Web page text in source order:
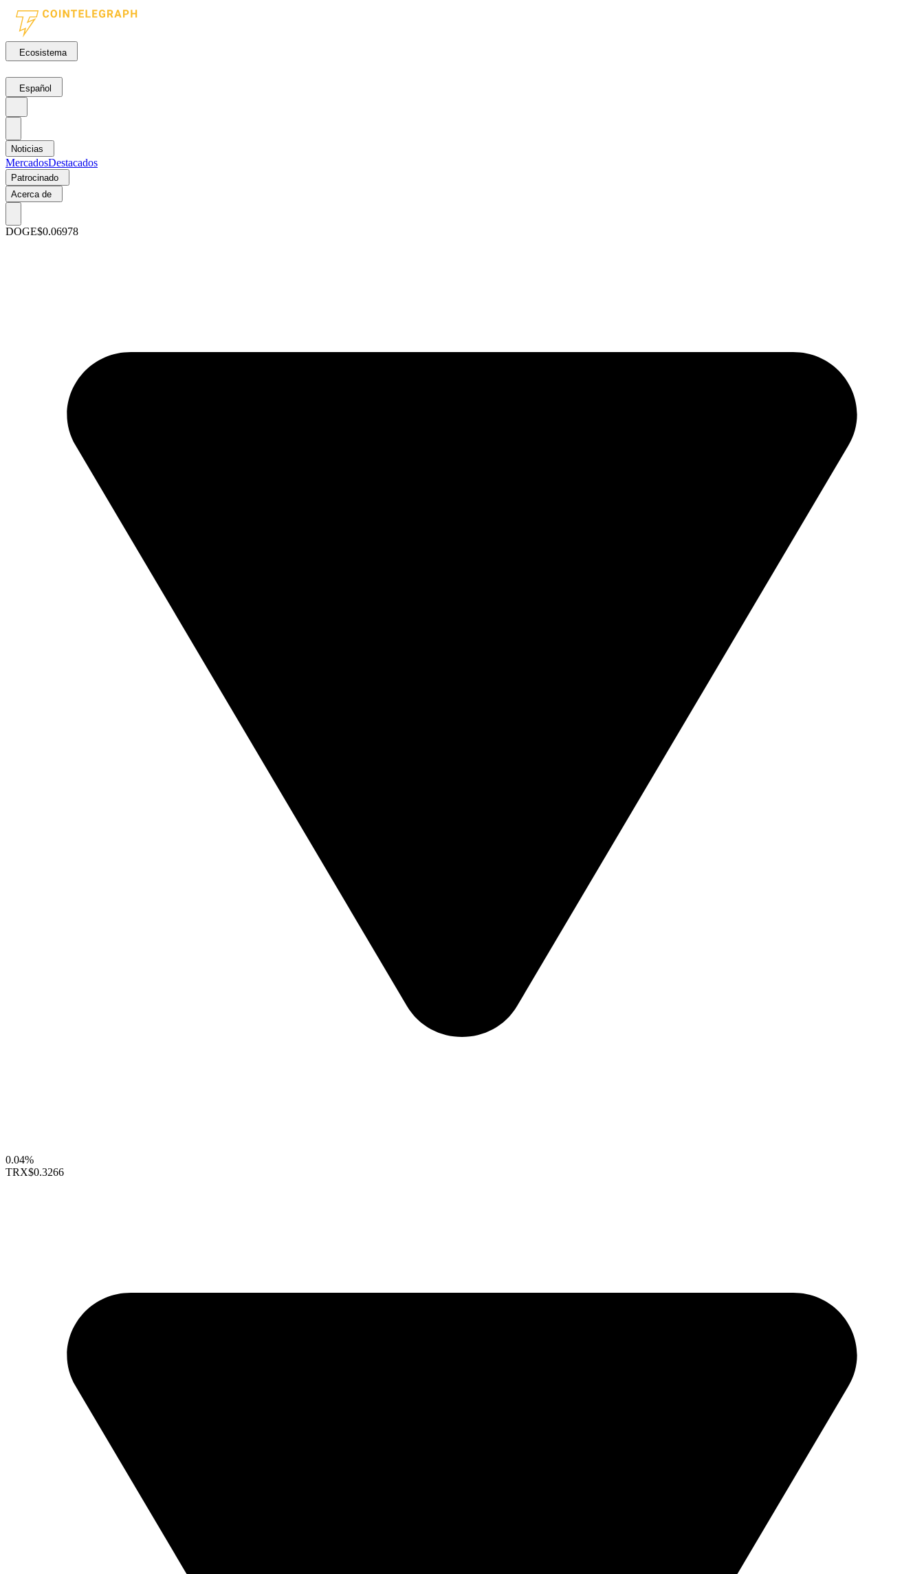
Ecosistema
Español
Noticias
MercadosDestacados
Patrocinado
Acerca de
DOGE$0.06978
0.04%
TRX$0.3266